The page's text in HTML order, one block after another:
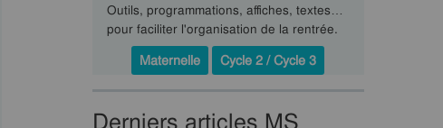
Outils, programmations, affiches, textes…
pour faciliter l'organisation de la rentrée.
Maternelle
Cycle 2 / Cycle 3